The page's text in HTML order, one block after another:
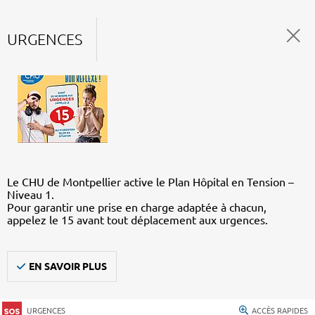
URGENCES
Le CHU de Montpellier active le Plan Hôpital en Tension –
Niveau 1.
Pour garantir une prise en charge adaptée à chacun,
appelez le 15 avant tout déplacement aux urgences.
EN SAVOIR PLUS
URGENCES ACCÈS RAPIDES